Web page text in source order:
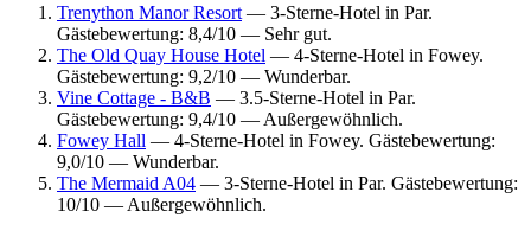
Trenython Manor Resort — 3-Sterne-Hotel in Par.
Gästebewertung: 8,4/10 — Sehr gut.
The Old Quay House Hotel — 4-Sterne-Hotel in Fowey.
Gästebewertung: 9,2/10 — Wunderbar.
Vine Cottage - B&B — 3.5-Sterne-Hotel in Par.
Gästebewertung: 9,4/10 — Außergewöhnlich.
Fowey Hall — 4-Sterne-Hotel in Fowey. Gästebewertung:
9,0/10 — Wunderbar.
The Mermaid A04 — 3-Sterne-Hotel in Par. Gästebewertung:
10/10 — Außergewöhnlich.